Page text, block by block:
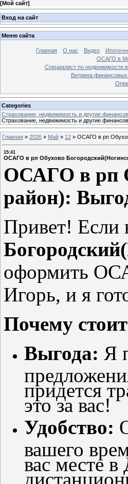
[Мой сайт]
Вход на сайт
Меню сайта
Главная О нас Видео
ОСАГО в
Специалист по недвижимости
Витрина финансовых
Categories
Страхование, недвижимость и другие
Страхование, недвижимость и другие
Главная » 2026 » Май » 12 » ОСАГО в рп
15:41
ОСАГО в рп Обухово
ОСАГО в рп
район):
Привет! Если
оформить
Игорь, и я
Почему
Выгода: Я
придется
это за вас!
Удобство:
вашего
вас месте